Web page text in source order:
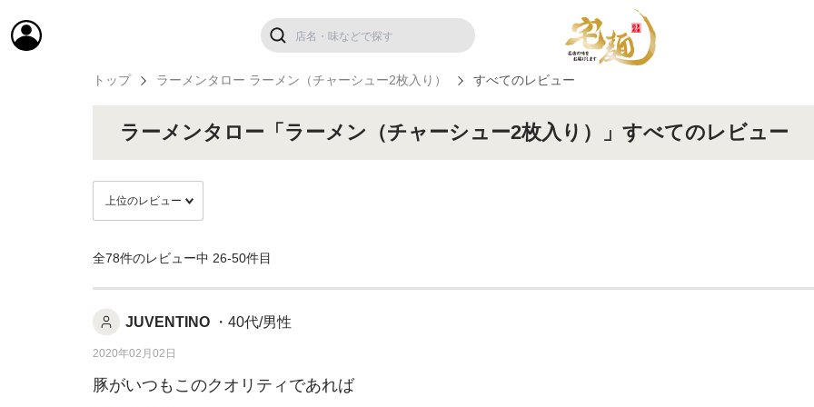
トップ ラーメンタロー ラーメン（チャーシュー2枚入り） すべてのレビュー
ラーメンタロー「ラーメン（チャーシュー2枚入り）」すべてのレビュー
全78件のレビュー中 26-50件目
JUVENTINO ・40代/男性
2020年02月02日
豚がいつもこのクオリティであれば